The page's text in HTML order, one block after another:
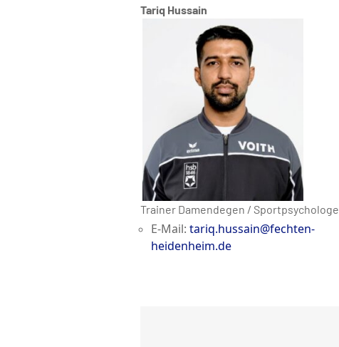
Tariq Hussain
Trainer Damendegen / Sportpsychologe
E-Mail: tariq.hussain@fechten-
heidenheim.de